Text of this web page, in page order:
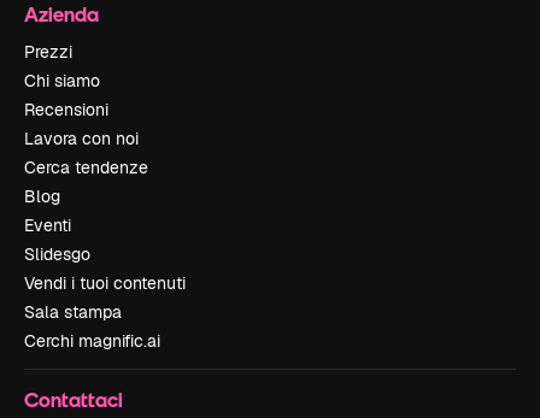
Azienda
Prezzi
Chi siamo
Recensioni
Lavora con noi
Cerca tendenze
Blog
Eventi
Slidesgo
Vendi i tuoi contenuti
Sala stampa
Cerchi magnific.ai
Contattaci